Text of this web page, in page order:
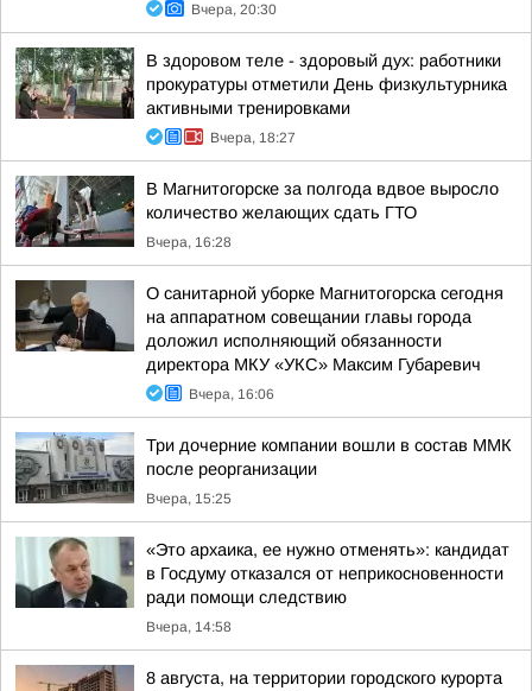
Вчера, 20:30
В здоровом теле - здоровый дух: работники
прокуратуры отметили День физкультурника
активными тренировками
Вчера, 18:27
В Магнитогорске за полгода вдвое выросло
количество желающих сдать ГТО
Вчера, 16:28
О санитарной уборке Магнитогорска сегодня
на аппаратном совещании главы города
доложил исполняющий обязанности
директора МКУ «УКС» Максим Губаревич
Вчера, 16:06
Три дочерние компании вошли в состав ММК
после реорганизации
Вчера, 15:25
«Это архаика, ее нужно отменять»: кандидат
в Госдуму отказался от неприкосновенности
ради помощи следствию
Вчера, 14:58
8 августа, на территории городского курорта